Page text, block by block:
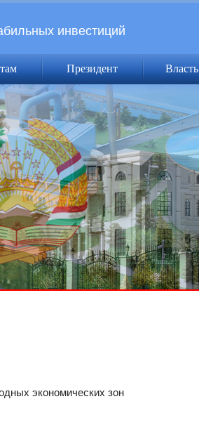
инвестиций
Президент Власть
экономических зон